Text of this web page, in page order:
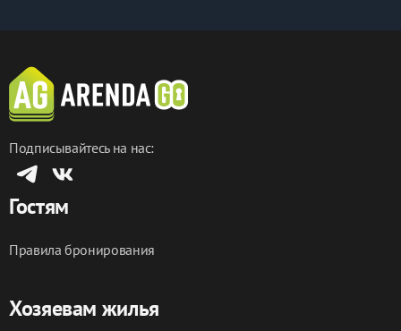
Подписывайтесь на нас:
Гостям
Правила бронирования
Хозяевам жилья